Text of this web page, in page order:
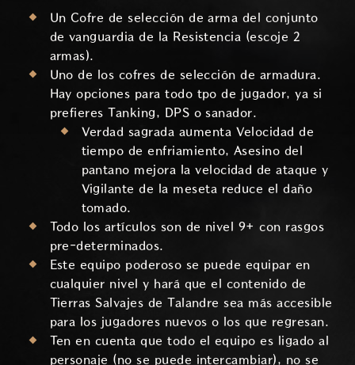
Un Cofre de selección de arma del conjunto
de vanguardia de la Resistencia (escoje 2
armas).
Uno de los cofres de selección de armadura.
Hay opciones para todo tpo de jugador, ya si
prefieres Tanking, DPS o sanador.
Verdad sagrada aumenta Velocidad de
tiempo de enfriamiento, Asesino del
pantano mejora la velocidad de ataque y
Vigilante de la meseta reduce el daño
tomado.
Todo los artículos son de nivel 9+ con rasgos
pre-determinados.
Este equipo poderoso se puede equipar en
cualquier nivel y hará que el contenido de
Tierras Salvajes de Talandre sea más accesible
para los jugadores nuevos o los que regresan.
Ten en cuenta que todo el equipo es ligado al
personaje (no se puede intercambiar), no se